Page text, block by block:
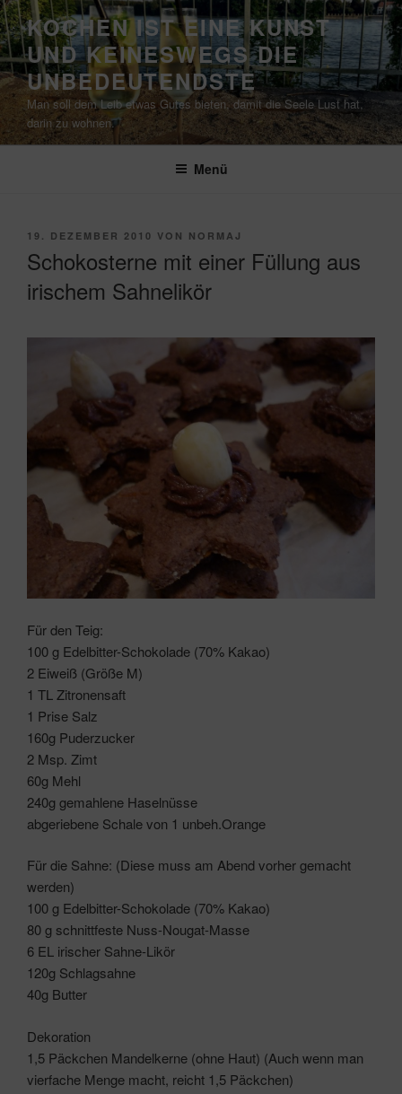
Zum
Inhalt
springen
KOCHEN IST EINE KUNST
UND KEINESWEGS DIE
UNBEDEUTENDSTE
Man soll dem Leib etwas Gutes bieten, damit die Seele Lust hat,
darin zu wohnen.
Menü
VERÖFFENTLICHT
19. DEZEMBER 2010 VON NORMAJ
Schokosterne mit einer Füllung aus
irischem Sahnelikör
Für den Teig:
100 g Edelbitter-Schokolade (70% Kakao)
2 Eiweiß (Größe M)
1 TL Zitronensaft
1 Prise Salz
160g Puderzucker
2 Msp. Zimt
60g Mehl
240g gemahlene Haselnüsse
abgeriebene Schale von 1 unbeh.Orange
Für die Sahne: (Diese muss am Abend vorher gemacht
werden)
100 g Edelbitter-Schokolade (70% Kakao)
80 g schnittfeste Nuss-Nougat-Masse
6 EL irischer Sahne-Likör
120g Schlagsahne
40g Butter
Dekoration
1,5 Päckchen Mandelkerne (ohne Haut) (Auch wenn man
vierfache Menge macht, reicht 1,5 Päckchen)